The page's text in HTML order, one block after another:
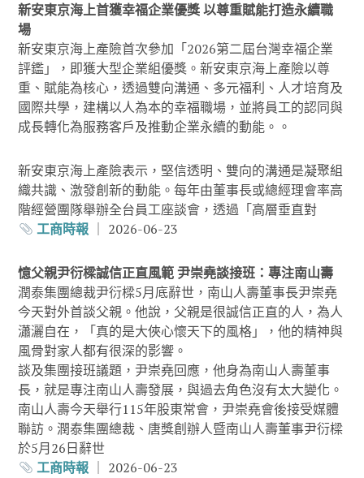
新安東京海上首獲幸福企業優獎 以尊重賦能打造永續職
場
新安東京海上產險首次參加「2026第二屆台灣幸福企業
評鑑」，即獲大型企業組優獎。新安東京海上產險以尊
重、賦能為核心，透過雙向溝通、多元福利、人才培育及
國際共學，建構以人為本的幸福職場，並將員工的認同與
成長轉化為服務客戶及推動企業永續的動能。。
新安東京海上產險表示，堅信透明、雙向的溝通是凝聚組
織共識、激發創新的動能。每年由董事長或總經理會率高
階經營團隊舉辦全台員工座談會，透過「高層垂直對
工商時報｜ 2026-06-23
憶父親尹衍樑誠信正直風範 尹崇堯談接班：專注南山壽
潤泰集團總裁尹衍樑5月底辭世，南山人壽董事長尹崇堯
今天對外首談父親。他說，父親是很誠信正直的人，為人
瀟灑自在，「真的是大俠心懷天下的風格」，他的精神與
風骨對家人都有很深的影響。
談及集團接班議題，尹崇堯回應，他身為南山人壽董事
長，就是專注南山人壽發展，與過去角色沒有太大變化。
南山人壽今天舉行115年股東常會，尹崇堯會後接受媒體
聯訪。潤泰集團總裁、唐獎創辦人暨南山人壽董事尹衍樑
於5月26日辭世
工商時報｜ 2026-06-23